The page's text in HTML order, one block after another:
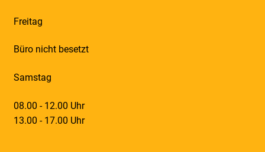
Freitag
Büro nicht besetzt
Samstag
08.00 - 12.00 Uhr
13.00 - 17.00 Uhr